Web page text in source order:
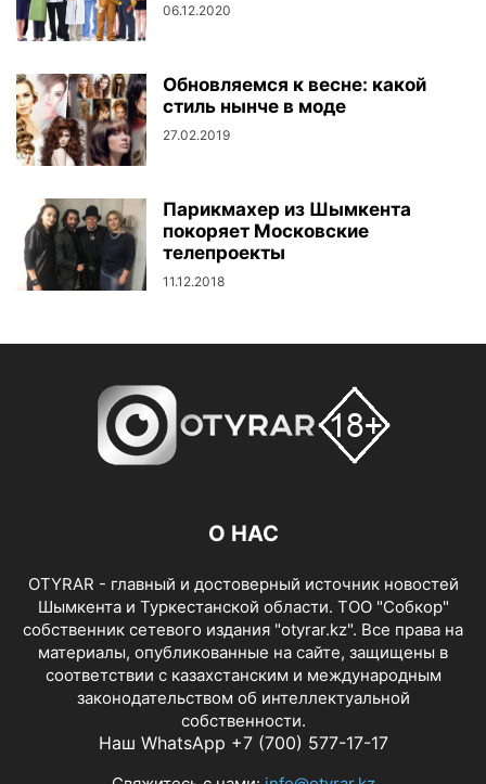
06.12.2020
Обновляемся к весне: какой
стиль нынче в моде
27.02.2019
Парикмахер из Шымкента
покоряет Московские
телепроекты
11.12.2018
О НАС
OTYRAR - главный и достоверный источник новостей
Шымкента и Туркестанской области. ТОО "Собкор"
собственник сетевого издания "otyrar.kz". Все права на
материалы, опубликованные на сайте, защищены в
соответствии с казахстанским и международным
законодательством об интеллектуальной
собственности.
Наш WhatsApp +7 (700) 577-17-17